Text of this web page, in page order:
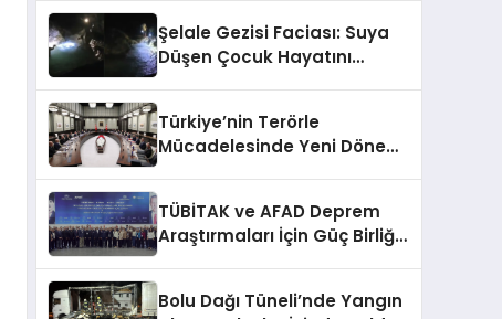
Şelale Gezisi Faciası: Suya
Düşen Çocuk Hayatını
Türkiye’nin Terörle
Mücadelesinde Yeni Dönem:
TÜBİTAK ve AFAD Deprem
Araştırmaları İçin Güç Birliği
Bolu Dağı Tüneli’nde Yangın